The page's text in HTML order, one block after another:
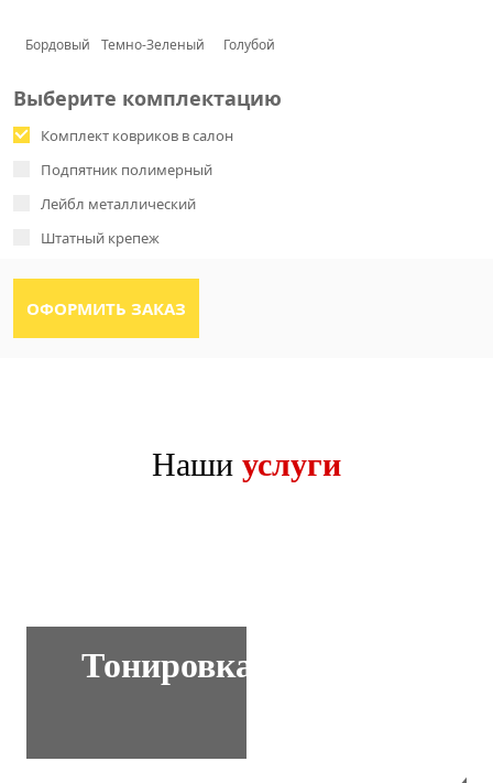
Бордовый Темно-Зеленый Голубой
Выберите комплектацию
Комплект ковриков в салон
Подпятник полимерный
Лейбл металлический
Штатный крепеж
Наши услуги
Тонировка